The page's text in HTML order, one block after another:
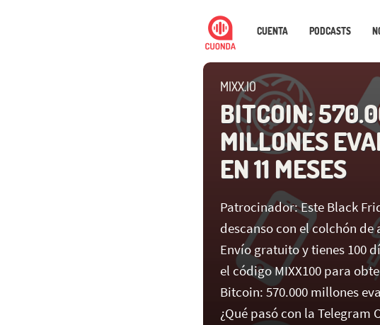
CUENTA PODCASTS
MIXX.IO
BITCOIN:
MILLONES
EN 11 MESES
Patrocinador: Este Black
descanso con el colchón
Envío gratuito y tienes 100
el código MIXX100 para
Bitcoin: 570.000 millones
¿Qué pasó con la Telegram